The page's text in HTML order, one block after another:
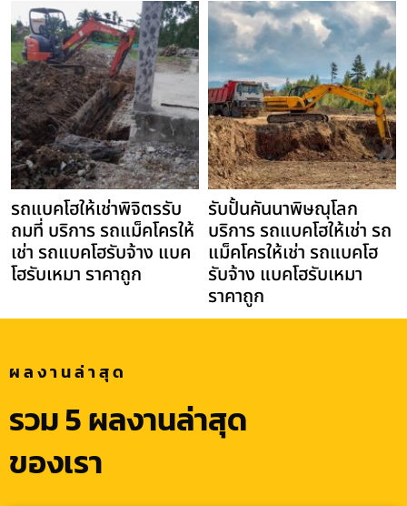
รถแบคโฮให้เช่าพิจิตรรับ
ถมที่ บริการ รถแม็คโครให้
เช่า รถแบคโฮรับจ้าง แบค
โฮรับเหมา ราคาถูก
รับปั้นคันนาพิษณุโลก
บริการ รถแบคโฮให้เช่า รถ
แม็คโครให้เช่า รถแบคโฮ
รับจ้าง แบคโฮรับเหมา
ราคาถูก
ผลงานล่าสุด
รวม 5 ผลงานล่าสุด
ของเรา